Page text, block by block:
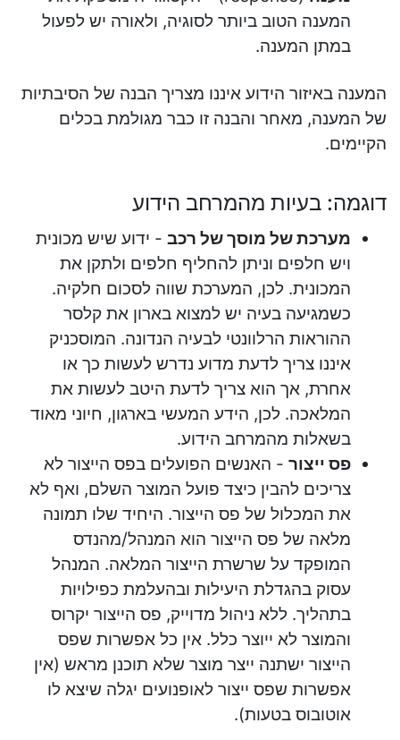
המענה הטוב ביותר לסוגיה, ולאורה יש לפעול
במתן המענה.
המענה באיזור הידוע איננו מצריך הבנה של הסיבתיות
של המענה, מאחר והבנה זו כבר מגולמת בכלים
הקיימים.
דוגמה: בעיות מהמרחב הידוע
מערכת של מוסך של רכב - ידוע שיש מכונית
ויש חלפים וניתן להחליף חלפים ולתקן את
המכונית. לכן, המערכת שווה לסכום חלקיה.
כשמגיעה בעיה יש למצוא בארון את קלסר
ההוראות הרלוונטי לבעיה הנדונה. המוסכניק
איננו צריך לדעת מדוע נדרש לעשות כך או
אחרת, אך הוא צריך לדעת היטב לעשות את
המלאכה. לכן, הידע המעשי בארגון, חיוני מאוד
בשאלות מהמרחב הידוע.
פס ייצור - האנשים הפועלים בפס הייצור לא
צריכים להבין כיצד פועל המוצר השלם, ואף לא
את המכלול של פס הייצור. היחיד שלו תמונה
מלאה של פס הייצור הוא המנהל/מהנדס
המופקד על שרשרת הייצור המלאה. המנהל
עסוק בהגדלת היעילות ובהעלמת כפילויות
בתהליך. ללא ניהול מדוייק, פס הייצור יקרוס
והמוצר לא ייוצר כלל. אין כל אפשרות שפס
הייצור ישתנה ייצר מוצר שלא תוכנן מראש (אין
אפשרות שפס ייצור לאופנועים יגלה שיצא לו
אוטובוס בטעות).